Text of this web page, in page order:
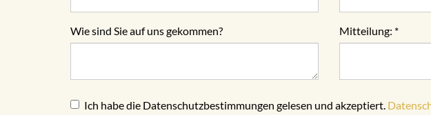
Wie sind Sie auf uns gekommen? Mitteilung: *
Ich habe die Datenschutzbestimmungen gelesen und akzeptiert.